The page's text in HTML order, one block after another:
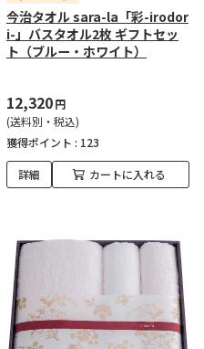
今治タオル sara-la「彩-irodor
i-」バスタオル2枚 ギフトセッ
ト（ブルー・ホワイト）
12,320円
(送料別・税込)
獲得ポイント : 123
詳細 カートに入れる